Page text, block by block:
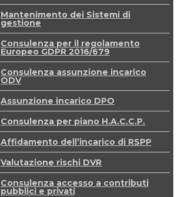
Mantenimento dei Sistemi di
gestione
Consulenza per il regolamento
Europeo GDPR 2016/679
Consulenza assunzione incarico
ODV
Assunzione incarico DPO
Consulenza per piano H.A.C.C.P.
Affidamento dell’incarico di RSPP
Valutazione rischi DVR
Consulenza accesso a contributi
pubblici e privati